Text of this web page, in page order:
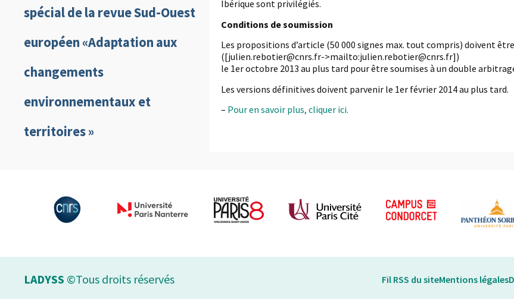
spécial de la revue Sud-Ouest
européen «Adaptation aux
changements
environnementaux et
territoires »
Ibérique sont privilégiés.
Conditions de soumission
Les propositions d’article (50 000 signes max. tout compris) doivent
([julien.rebotier@cnrs.fr->mailto:julien.rebotier@cnrs.fr])
le 1er octobre 2013 au plus tard pour être soumises à un double
Les versions définitives doivent parvenir le 1er février 2014 au plus tard.
– Pour en savoir plus, cliquer ici.
LADYSS ©Tous droits réservés Fil RSS du siteMentions légales